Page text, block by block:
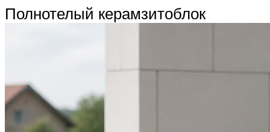
Полнотелый керамзитоблок